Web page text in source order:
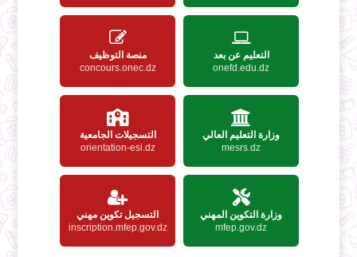
التعليم عن بعد
onefd.edu.dz
منصة التوظيف
concours.onec.dz
وزارة التعليم العالي
mesrs.dz
التسجيلات الجامعية
orientation-esi.dz
وزارة التكوين المهني
mfep.gov.dz
التسجيل تكوين مهني
inscription.mfep.gov.dz